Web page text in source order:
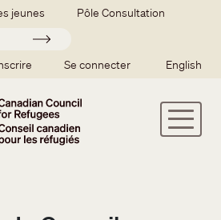
jeunes Pôle Consultation
Soumettre
user menu
Se connecter English